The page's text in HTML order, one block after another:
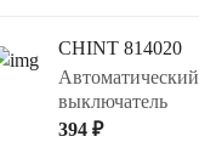
CHINT 814020
Автоматический
выключатель
394 ₽